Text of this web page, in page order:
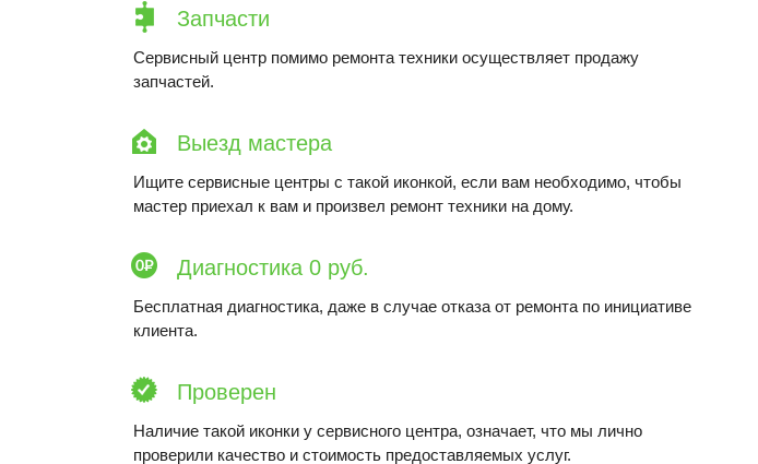
Запчасти
Сервисный центр помимо ремонта техники осуществляет продажу
запчастей.
Выезд мастера
Ищите сервисные центры с такой иконкой, если вам необходимо, чтобы
мастер приехал к вам и произвел ремонт техники на дому.
Диагностика 0 руб.
Бесплатная диагностика, даже в случае отказа от ремонта по инициативе
клиента.
Проверен
Наличие такой иконки у сервисного центра, означает, что мы лично
проверили качество и стоимость предоставляемых услуг.